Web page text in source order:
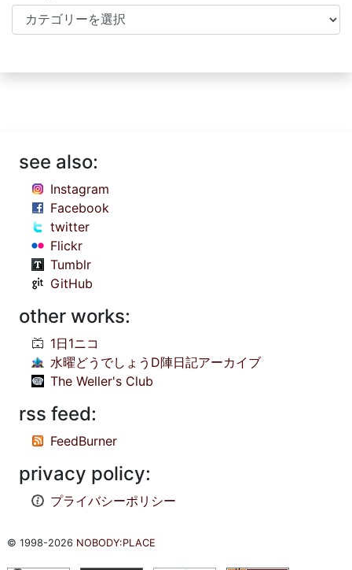
Categories
see also:
Instagram
Facebook
twitter
Flickr
Tumblr
GitHub
other works:
1日1ニコ
水曜どうでしょうD陣日記アーカイブ
The Weller's Club
rss feed:
FeedBurner
privacy policy:
プライバシーポリシー
© 1998-2026 NOBODY:PLACE